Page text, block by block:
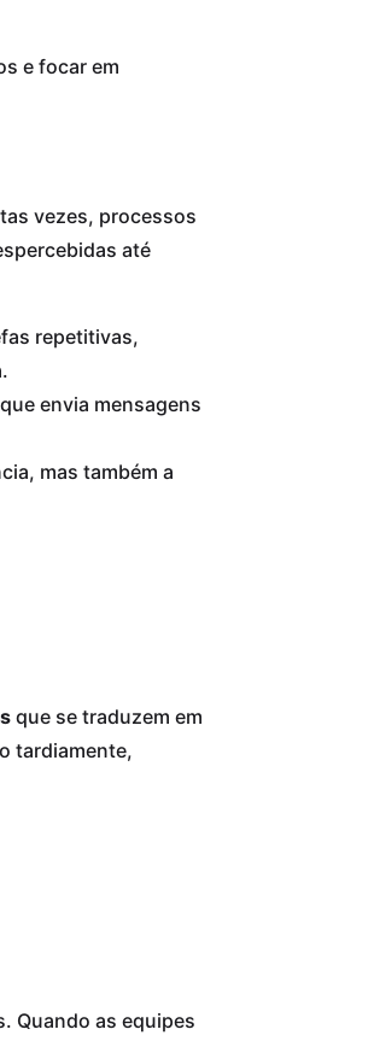
e focar em
vezes, processos
até
repetitivas,
envia mensagens
mas também a
que se traduzem em
tardiamente,
Quando as equipes